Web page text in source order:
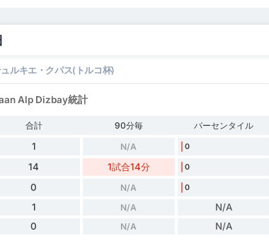
ュルキエ・クパス(トルコ杯)
Alp Dizbay統計
合計 90分毎
パーセンタイル
1 N/A 0
14 1試合14分 0
0 N/A 0
1 N/A N/A
0 N/A N/A